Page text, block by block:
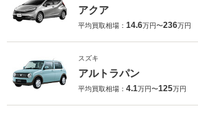
アクア
平均買取相場： 14.6万円〜236万円
スズキ
アルトラパン
平均買取相場： 4.1万円〜125万円